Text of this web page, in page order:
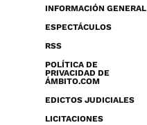
INFORMACIÓN GENERAL
ESPECTÁCULOS
RSS
POLÍTICA DE
PRIVACIDAD DE
ÁMBITO.COM
EDICTOS JUDICIALES
LICITACIONES